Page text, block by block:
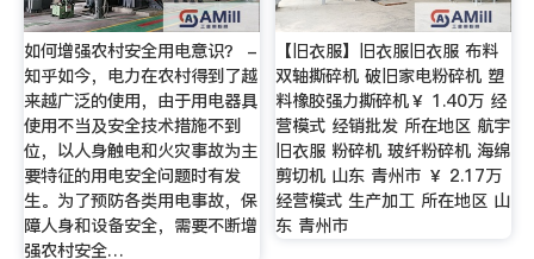
如何增强农村安全用电意识？ -
知乎如今，电力在农村得到了越
来越广泛的使用，由于用电器具
使用不当及安全技术措施不到
位，以人身触电和火灾事故为主
要特征的用电安全问题时有发
生。为了预防各类用电事故，保
障人身和设备安全，需要不断增
强农村安全…
【旧衣服】旧衣服旧衣服 布料
双轴撕碎机 破旧家电粉碎机 塑
料橡胶强力撕碎机￥ 1.40万 经
营模式 经销批发 所在地区 航宇
旧衣服 粉碎机 玻纤粉碎机 海绵
剪切机 山东 青州市 ￥ 2.17万
经营模式 生产加工 所在地区 山
东 青州市